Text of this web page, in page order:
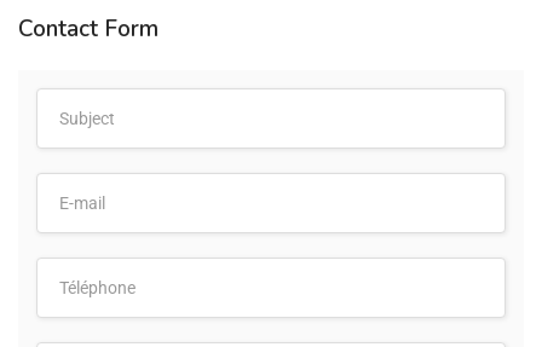
Contact Form